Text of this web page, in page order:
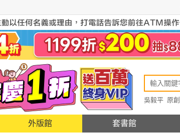
吳毅平 原創
外版館 套書館